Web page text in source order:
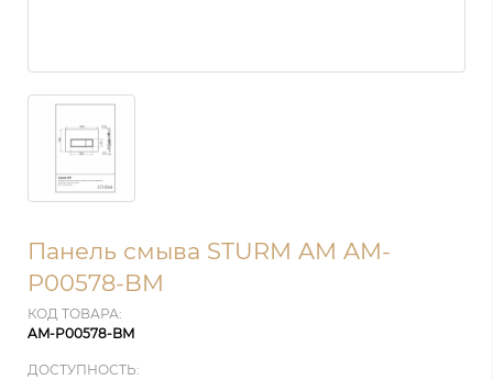
Панель смыва STURM AM AM-
P00578-BM
КОД ТОВАРА:
AM-P00578-BM
ДОСТУПНОСТЬ: